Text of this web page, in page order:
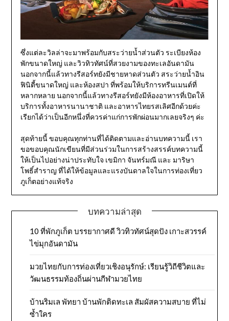
ซึ่งแต่ละวิลล่าจะมาพร้อมกับสระว่ายน้ำส่วนตัว ระเบียงห้อง
พักขนาดใหญ่ และวิวทิวทัศน์ที่สวยงามของทะเลอันดามัน
นอกจากนี้แล้วทางรีสอร์ทยังมีชายหาดส่วนตัว สระว่ายน้ำอิน
ฟินิตี้ขนาดใหญ่ และห้องสปา ที่พร้อมให้บริการทรีนเมนต์ที่
หลากหลาย นอกจากนี้แล้วทางรีสอร์ทยังมีห้องอาหารที่เปิดให้
บริการทั้งอาหารนานาชาติ และอาหารไทยรสเลิศอีกด้วยค่ะ
เรียกได้ว่าเป็นอีกหนึ่งที่ควรค่าแก่การพักผ่อนมากเลยจริงๆ ค่ะ
สุดท้ายนี้ ขอบคุณทุกท่านที่ได้ติดตามและอ่านบทความนี้ เรา
ขอขอบคุณนักเขียนที่มีส่วนร่วมในการสร้างสรรค์บทความนี้
ให้เป็นไปอย่างน่าประทับใจ เขมิกา จันทร์มณี และ มาริษา
โพธิ์สำราญ ที่ได้ให้ข้อมูลและแรงบันดาลใจในการท่องเที่ยว
ภูเก็ตอย่างแท้จริง
บทความล่าสุด
10 ที่พักภูเก็ต บรรยากาศดี วิวทิวทัศน์สุดปัง เกาะสวรรค์
ไข่มุกอันดามัน
มวยไทยกับการท่องเที่ยวเชิงอนุรักษ์: เรียนรู้วิถีชีวิตและ
วัฒนธรรมท้องถิ่นผ่านกีฬามวยไทย
บ้านริมเล พัทยา บ้านพักติดทะเล สัมผัสความสบาย ที่ไม่
ซ้ำใคร